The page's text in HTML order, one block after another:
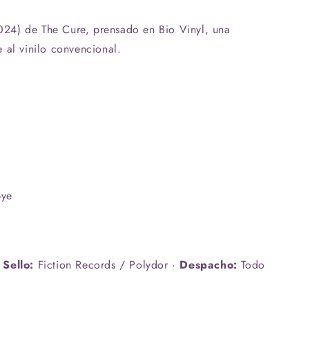
de The Cure, prensado en Bio Vinyl, una
al vinilo convencional.
Sello: Fiction Records / Polydor · Despacho: Todo